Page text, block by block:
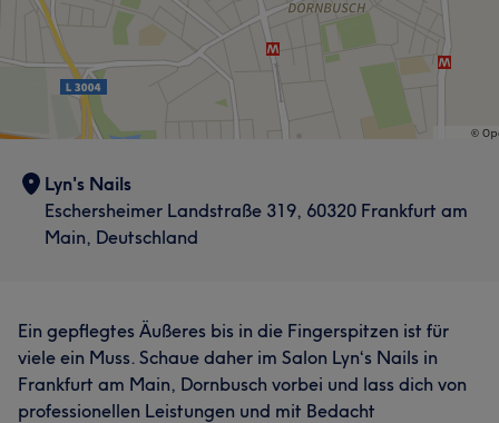
Lyn's Nails
Eschersheimer Landstraße 319, 60320 Frankfurt am
Main, Deutschland
Ein gepflegtes Äußeres bis in die Fingerspitzen ist für
viele ein Muss. Schaue daher im Salon Lyn‘s Nails in
Frankfurt am Main, Dornbusch vorbei und lass dich von
professionellen Leistungen und mit Bedacht